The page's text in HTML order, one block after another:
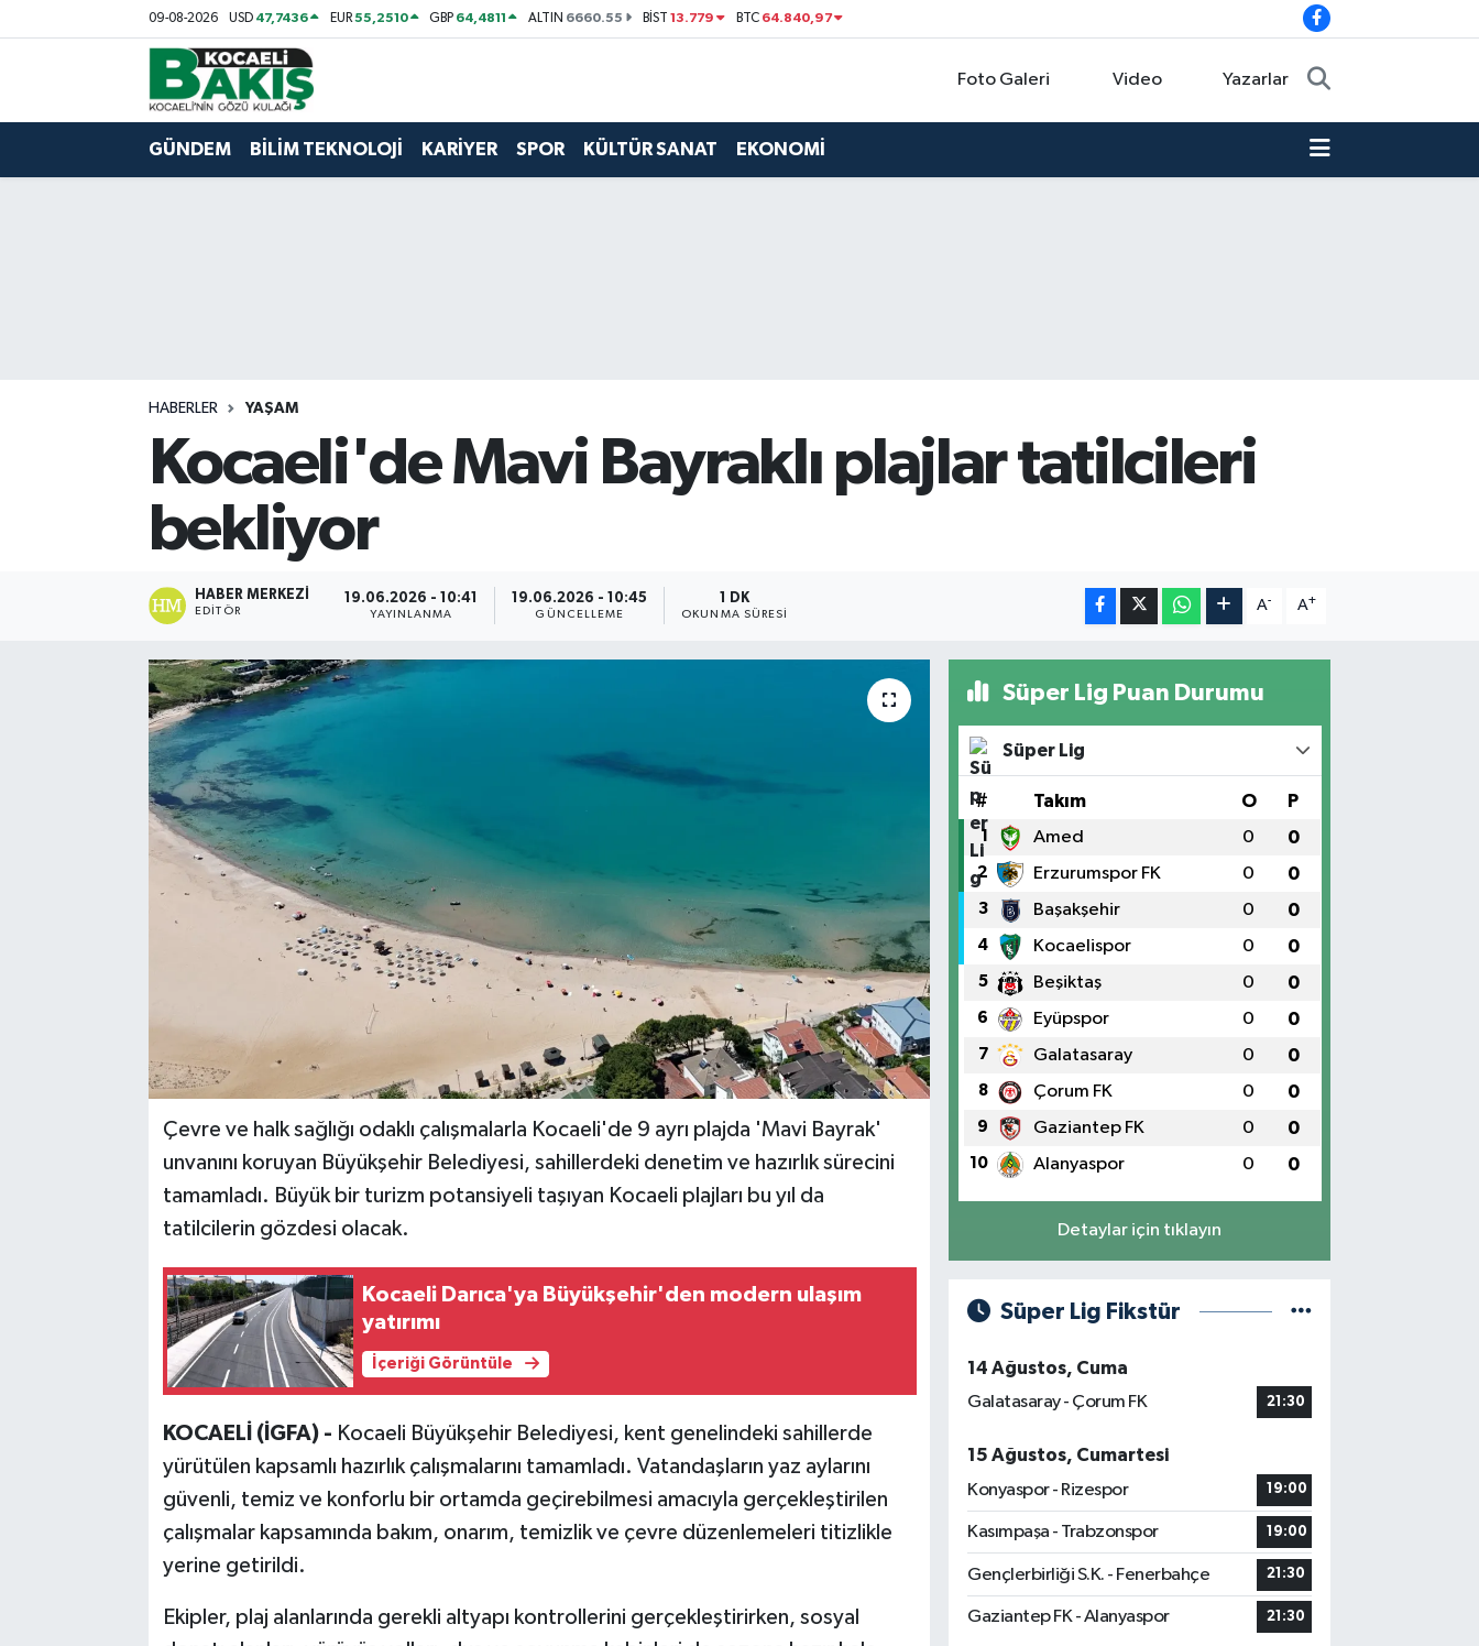
09-08-2026 USD 47,7436 EUR55,2510 GBP 64,4811 ALTIN 6660.55 BİST13.779 BTC 64.840,97
Foto Galeri Video Yazarlar
GÜNDEM BİLİM TEKNOLOJİ KARİYER SPOR KÜLTÜR SANAT EKONOMİ
HABERLER YAŞAM
Kocaeli'de Mavi Bayraklı plajlar tatilcileri
bekliyor
HABER MERKEZI
EDITÖR
19.06.2026 - 10:41
YAYINLANMA
19.06.2026 - 10:45
GÜNCELLEME
1 DK
OKUNMA SÜRESI
A- A+
Çevre ve halk sağlığı odaklı çalışmalarla Kocaeli'de 9 ayrı plajda 'Mavi Bayrak'
unvanını koruyan Büyükşehir Belediyesi, sahillerdeki denetim ve hazırlık sürecini
tamamladı. Büyük bir turizm potansiyeli taşıyan Kocaeli plajları bu yıl da
tatilcilerin gözdesi olacak.
Kocaeli Darıca'ya Büyükşehir'den modern ulaşım
yatırımı
İçeriği Görüntüle
KOCAELİ (İGFA) - Kocaeli Büyükşehir Belediyesi, kent genelindeki sahillerde
yürütülen kapsamlı hazırlık çalışmalarını tamamladı. Vatandaşların yaz aylarını
güvenli, temiz ve konforlu bir ortamda geçirebilmesi amacıyla gerçekleştirilen
çalışmalar kapsamında bakım, onarım, temizlik ve çevre düzenlemeleri titizlikle
yerine getirildi.
Ekipler, plaj alanlarında gerekli altyapı kontrollerini gerçekleştirirken, sosyal
Süper Lig Puan Durumu
Süper Lig
# Takım O P
1 Amed 0 0
2 Erzurumspor FK 0 0
3 Başakşehir 0 0
4 Kocaelispor 0 0
5 Beşiktaş 0 0
6 Eyüpspor 0 0
7 Galatasaray 0 0
8 Çorum FK 0 0
9 Gaziantep FK 0 0
10 Alanyaspor 0 0
Detaylar için tıklayın
Süper Lig Fikstür
14 Ağustos, Cuma
Galatasaray - Çorum FK
21:30
15 Ağustos, Cumartesi
Konyaspor - Rizespor
19:00
Kasımpaşa - Trabzonspor 19:00
Gençlerbirliği S.K. - Fenerbahçe 21:30
Gaziantep FK - Alanyaspor 21:30
Kocaeli Nöbetçi Eczaneler
Kocaeli Hava Durumu